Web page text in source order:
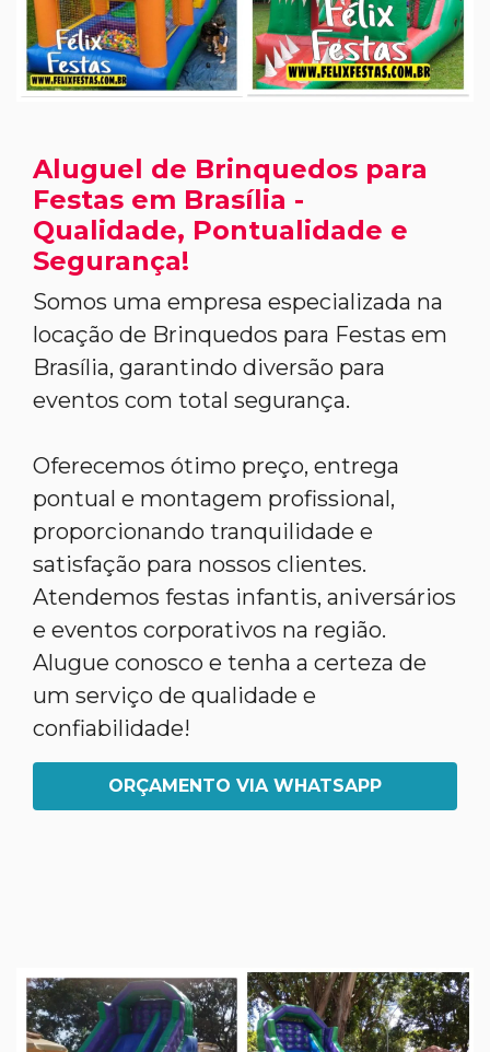
Aluguel de Brinquedos para
Festas em Brasília -
Qualidade, Pontualidade e
Segurança!
Somos uma empresa especializada na
locação de Brinquedos para Festas em
Brasília, garantindo diversão para
eventos com total segurança.
Oferecemos ótimo preço, entrega
pontual e montagem profissional,
proporcionando tranquilidade e
satisfação para nossos clientes.
Atendemos festas infantis, aniversários
e eventos corporativos na região.
Alugue conosco e tenha a certeza de
um serviço de qualidade e
confiabilidade!
ORÇAMENTO VIA WHATSAPP